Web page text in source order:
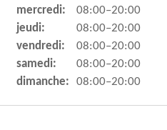
mercredi:
08:00–20:00
jeudi:
08:00–20:00
vendredi:
08:00–20:00
samedi:
08:00–20:00
dimanche:
08:00–20:00